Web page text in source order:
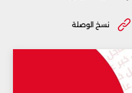
نسخ الوصلة